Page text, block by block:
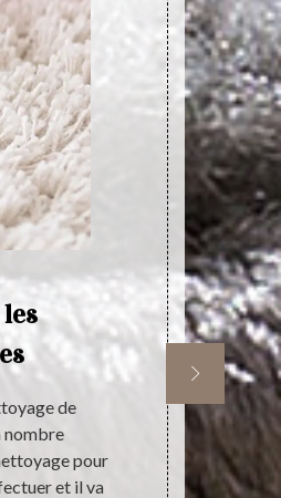
de
nombre
pour
et il va
Si vous
vous
prestataire